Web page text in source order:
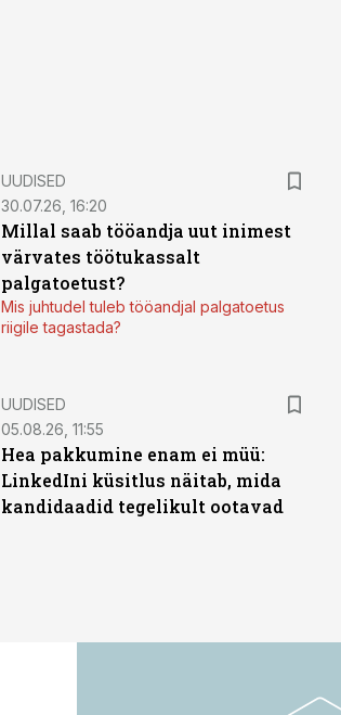
UUDISED
30.07.26, 16:20
Millal saab tööandja uut inimest
värvates töötukassalt
palgatoetust?
Mis juhtudel tuleb tööandjal palgatoetus
riigile tagastada?
UUDISED
05.08.26, 11:55
Hea pakkumine enam ei müü:
LinkedIni küsitlus näitab, mida
kandidaadid tegelikult ootavad